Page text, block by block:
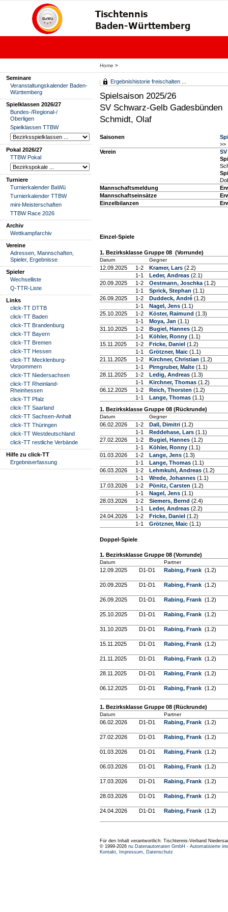
Home >
Seminare
Veranstaltungskalender Baden-
Württemberg
Spielklassen 2026/27
Bundes-/Regional-/
Oberligen
Spielklassen TTBW
Pokal 2026/27
TTBW Pokal
Turniere
Turnierkalender BaWü
Turnierkalender TTBW
mini-Meisterschaften
TTBW Race 2026
Archiv
Wettkampfarchiv
Vereine
Adressen, Mannschaften,
Spieler, Ergebnisse
Spieler
Wechselliste
Q-TTR-Liste
Links
click-TT DTTB
click-TT Baden
click-TT Brandenburg
click-TT Bayern
click-TT Bremen
click-TT Hessen
click-TT Mecklenburg-
Vorpommern
click-TT Niedersachsen
click-TT Rheinland-
Rheinhessen
click-TT Pfalz
click-TT Saarland
click-TT Sachsen-Anhalt
click-TT Thüringen
click-TT Westdeutschland
click-TT restliche Verbände
Hilfe zu click-TT
Ergebniserfassung
Ergebnishistorie freischalten ...
Spielsaison 2025/26
SV Schwarz-Gelb Gadesbünden
Schmidt, Olaf
Saisonen
>>
Verein
Mannschaftsmeldung
Mannschaftseinsätze
Einzelbilanzen
Einzel-Spiele
1. Bezirksklasse Gruppe 08 (Vorrunde)
Datum Gegner
12.09.2025 1-2 Kramer, Lars (2.2)
1-1
Leder, Andreas (2.1)
20.09.2025
1-2 Oestmann, Joschka (1.2)
1-1
Sprick, Stephan (1.1)
26.09.2025
1-2 Duddeck, André (1.2)
1-1
Nagel, Jens (1.1)
25.10.2025
1-2 Köster, Raimund (1.3)
1-1
Moya, Jan (1.1)
31.10.2025
1-2 Bugiel, Hannes (1.2)
1-1
Köhler, Ronny (1.1)
15.11.2025
1-2 Fricke, Daniel (1.2)
1-1
Grötzner, Maic (1.1)
21.11.2025
1-2 Kirchner, Christian (1.2)
1-1
Pirngruber, Malte (1.1)
28.11.2025
1-2 Ledig, Andreas (1.3)
1-1
Kirchner, Thomas (1.2)
06.12.2025
1-2 Reich, Thorsten (1.2)
1-1
Lange, Thomas (1.1)
1. Bezirksklasse Gruppe 08 (Rückrunde)
Datum Gegner
06.02.2026 1-2 Dall, Dimitri (1.2)
1-1
Reddehase, Lars (1.1)
27.02.2026
1-2 Bugiel, Hannes (1.2)
1-1
Köhler, Ronny (1.1)
01.03.2026
1-2 Lange, Jens (1.3)
1-1
Lange, Thomas (1.1)
06.03.2026
1-2 Lehmkuhl, Andreas (1.2)
1-1
Wrede, Johannes (1.1)
17.03.2026
1-2 Pönitz, Carsten (1.2)
1-1
Nagel, Jens (1.1)
28.03.2026
1-2 Siemers, Bernd (2.4)
1-1
Leder, Andreas (2.2)
24.04.2026
1-2 Fricke, Daniel (1.2)
1-1
Grötzner, Maic (1.1)
Doppel-Spiele
1. Bezirksklasse Gruppe 08 (Vorrunde)
Datum Partner
12.09.2025 D1-D1 Rabing, Frank (1.2)
20.09.2025 D1-D1 Rabing, Frank (1.2)
26.09.2025 D1-D1 Rabing, Frank (1.2)
25.10.2025 D1-D1 Rabing, Frank (1.2)
31.10.2025 D1-D1 Rabing, Frank (1.2)
15.11.2025 D1-D1 Rabing, Frank (1.2)
21.11.2025 D1-D1 Rabing, Frank (1.2)
28.11.2025 D1-D1 Rabing, Frank (1.2)
06.12.2025 D1-D1 Rabing, Frank (1.2)
1. Bezirksklasse Gruppe 08 (Rückrunde)
Datum Partner
06.02.2026 D1-D1 Rabing, Frank (1.2)
27.02.2026 D1-D1 Rabing, Frank (1.2)
01.03.2026 D1-D1 Rabing, Frank (1.2)
06.03.2026 D1-D1 Rabing, Frank (1.2)
17.03.2026 D1-D1 Rabing, Frank (1.2)
28.03.2026 D1-D1 Rabing, Frank (1.2)
24.04.2026 D1-D1 Rabing, Frank (1.2)
Für den Inhalt verantwortlich: Tischtennis-Verband
© 1999-2026 nu Datenautomaten GmbH - Automatisierte
Kontakt, Impressum, Datenschutz